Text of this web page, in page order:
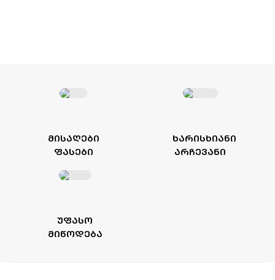
ᲮᲐᲠᲘᲡᲮᲘᲐᲜᲘ
ᲐᲠᲩᲔᲕᲐᲜᲘ
ᲛᲘᲡᲐᲦᲔᲑᲘ
ᲤᲐᲡᲔᲑᲘ
ᲣᲤᲐᲡᲝ
ᲛᲘᲬᲝᲓᲔᲑᲐ